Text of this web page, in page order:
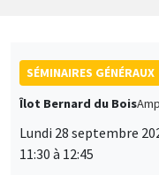
SÉMINAIRES GÉNÉRAUX
Îlot Bernard du Bois
Lundi 28 septembre
11:30 à 12:45